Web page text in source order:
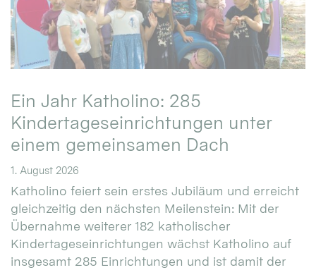
Ein Jahr Katholino: 285
Kindertageseinrichtungen unter
einem gemeinsamen Dach
1. August 2026
Katholino feiert sein erstes Jubiläum und erreicht
gleichzeitig den nächsten Meilenstein: Mit der
Übernahme weiterer 182 katholischer
Kindertageseinrichtungen wächst Katholino auf
insgesamt 285 Einrichtungen und ist damit der